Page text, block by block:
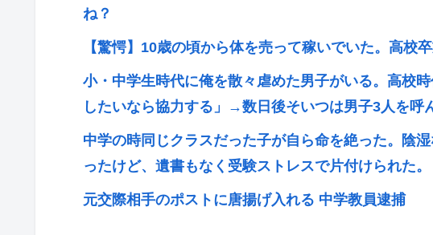
ね？
【驚愕】10歳の頃から体を売って稼いでいた。高校
小・中学生時代に俺を散々虐めた男子がいる。高校
したいなら協力する」→数日後そいつは男子3人を呼
中学の時同じクラスだった子が自ら命を絶った。陰
ったけど、遺書もなく受験ストレスで片付けられた
元交際相手のポストに唐揚げ入れる 中学教員逮捕